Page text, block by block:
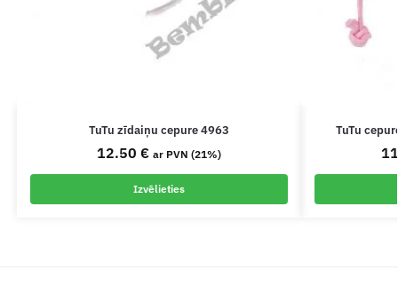
TuTu zīdaiņu cepure 4963
12.50 € ar PVN (21%)
Izvēlieties
TuTu